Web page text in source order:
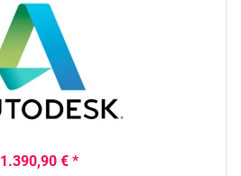
1.390,90 € *